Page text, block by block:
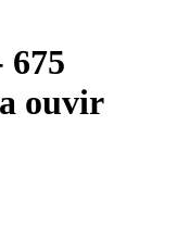
675
ouvir